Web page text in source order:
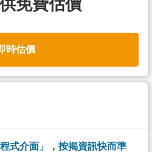
免費估價
時估價
式介面」，按揭資訊快而準